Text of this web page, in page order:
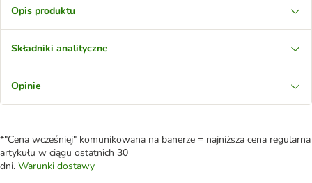
Opis produktu
Składniki analityczne
Opinie
*"Cena wcześniej" komunikowana na banerze = najniższa cena regularna
artykułu w ciągu ostatnich 30
dni. Warunki dostawy